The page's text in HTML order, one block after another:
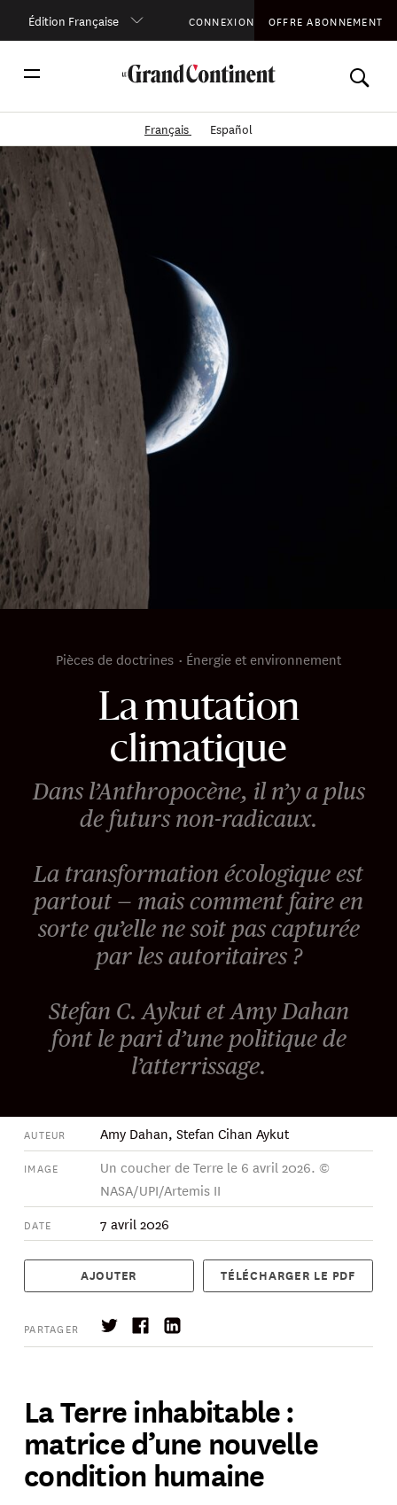
Édition Française CONNEXION OFFRE ABONNEMENT
Français Español
La mutation
climatique
Dans l’Anthropocène, il n’y a plus
de futurs non-radicaux.
La transformation écologique est
partout — mais comment faire en
sorte qu’elle ne soit pas capturée
par les autoritaires ?
Stefan C. Aykut et Amy Dahan
font le pari d’une politique de
l’atterrissage.
Pièces de doctrines Énergie et environnement
AUTEUR Amy Dahan, Stefan Cihan Aykut
IMAGE
Un coucher de Terre le 6 avril 2026. ©
NASA/UPI/Artemis II
DATE 7 avril 2026
AJOUTER TÉLÉCHARGER LE PDF
PARTAGER
→ S'abonner
La Terre inhabitable :
matrice d’une nouvelle
condition humaine